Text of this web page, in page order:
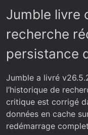
Jumble livre
recherche
persistance
Jumble a livré
l’historique de
critique est corrigé
données en cache
redémarrage